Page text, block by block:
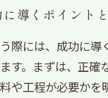
導くポイント
際には、成功に導
す。まずは、正確
や工程が必要かを